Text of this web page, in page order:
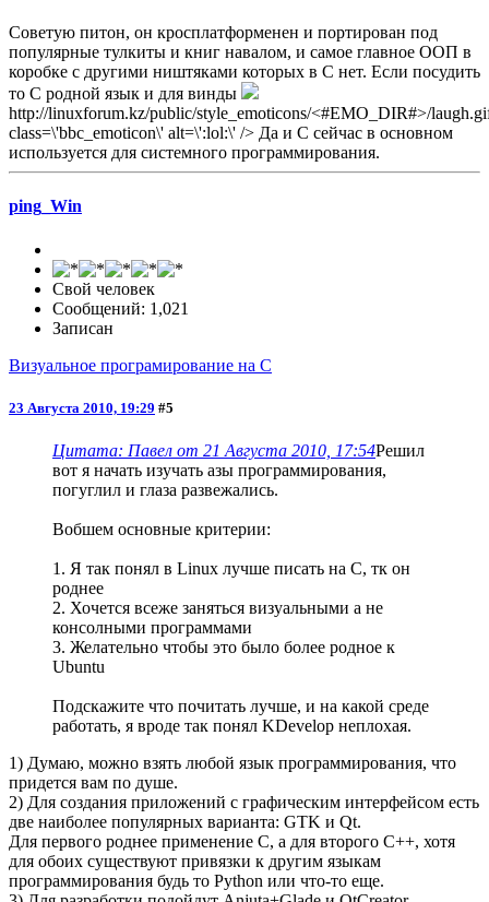
Советую питон, он кросплатформенен и портирован под
популярные тулкиты и книг навалом, и самое главное ООП в
коробке с другими ништяками которых в С нет. Если посудить
то С родной язык и для винды
http://linuxforum.kz/public/style_emoticons/<#EMO_DIR#>/
class=\'bbc_emoticon\' alt=\':lol:\' /> Да и С сейчас в основном
используется для системного программирования.
ping_Win
Свой человек
Сообщений: 1,021
Записан
Визуальное програмирование на C
23 Августа 2010, 19:29 #5
Цитата: Павел от 21 Августа 2010, 17:54Решил
вот я начать изучать азы программирования,
погуглил и глаза развежались.
Вобшем основные критерии:
1. Я так понял в Linux лучше писать на C, тк он
роднее
2. Хочется всеже заняться визуальными а не
консолными программами
3. Желательно чтобы это было более родное к
Ubuntu
Подскажите что почитать лучше, и на какой среде
работать, я вроде так понял KDevelop неплохая.
1) Думаю, можно взять любой язык программирования, что
придется вам по душе.
2) Для создания приложений с графическим интерфейсом есть
две наиболее популярных варианта: GTK и Qt.
Для первого роднее применение C, а для второго С++, хотя
для обоих существуют привязки к другим языкам
программирования будь то Python или что-то еще.